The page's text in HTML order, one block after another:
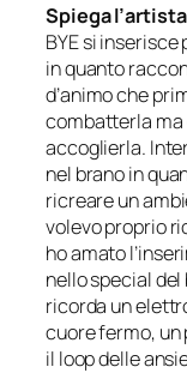
Spiega
BYE si
in quanto
d’animo che
combatterla
accoglierla.
nel brano in
ricreare un
volevo proprio
ho amato
nello special
ricorda un
cuore fermo, un
il loop delle